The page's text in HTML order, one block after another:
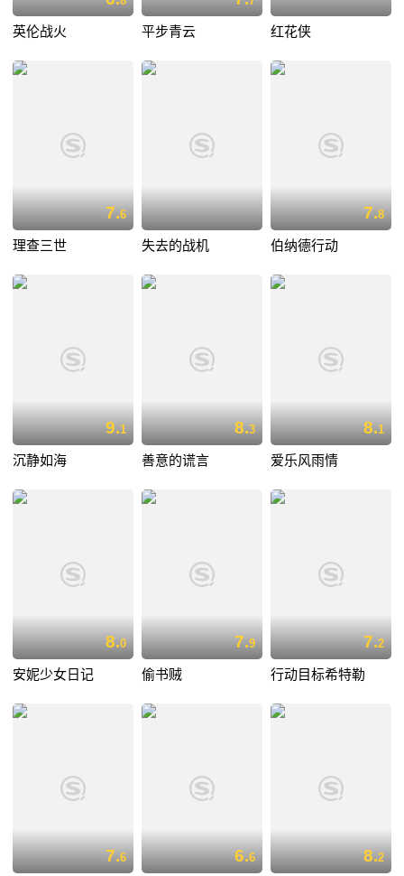
英伦战火 平步青云 红花侠
7.6
理查三世 失去的战机
7.8
伯纳德行动
9.1
沉静如海
8.3
善意的谎言
8.1
爱乐风雨情
8.0
安妮少女日记
7.9
偷书贼
7.2
行动目标希特勒
7.6 6.6 8.2